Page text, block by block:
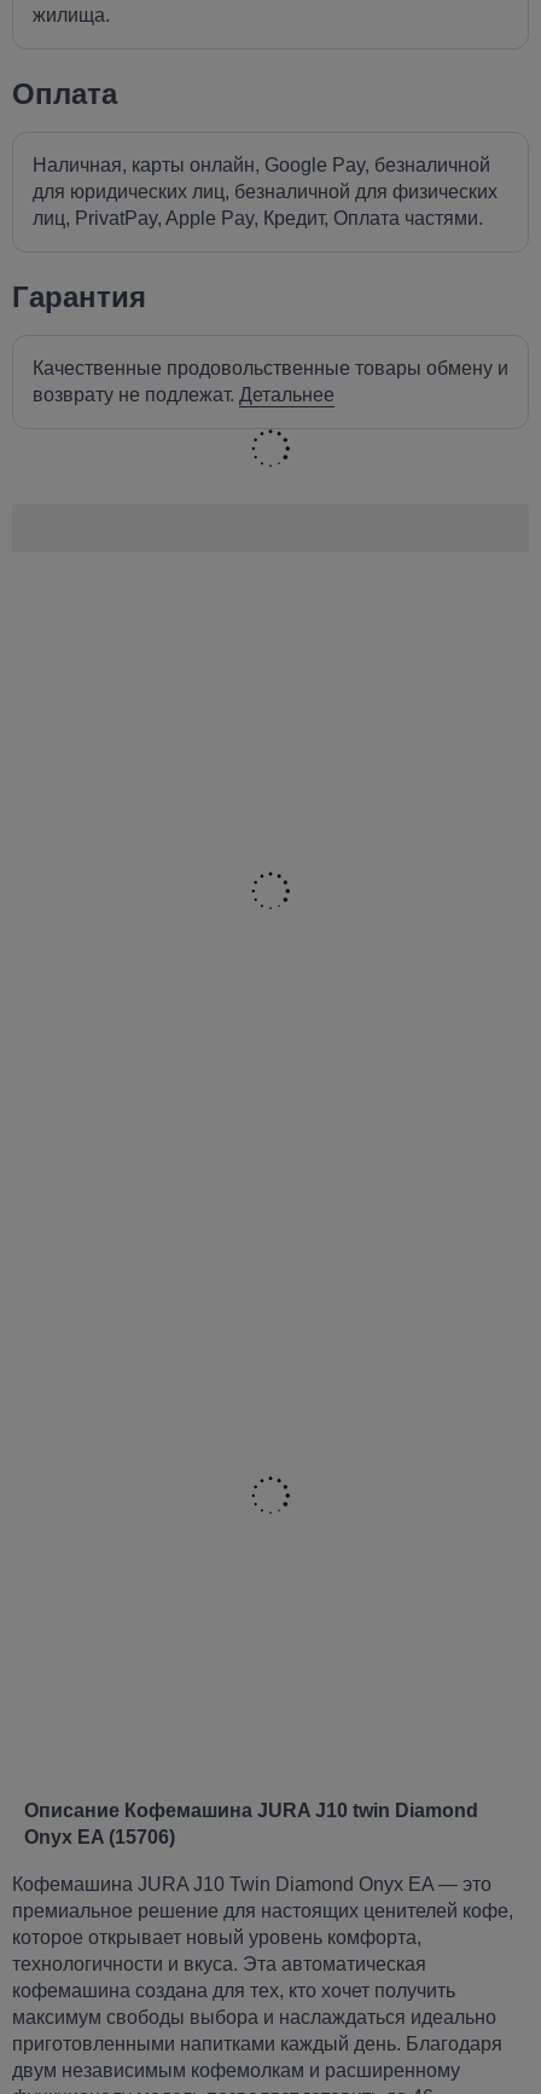
жилища.
Оплата
Наличная, карты онлайн, Google Pay, безналичной
для юридических лиц, безналичной для физических
лиц, PrivatPay, Apple Pay, Кредит, Оплата частями.
Гарантия
Качественные продовольственные товары обмену и
возврату не подлежат. Детальнее
Описание Кофемашина JURA J10 twin Diamond
Onyx EA (15706)
Кофемашина JURA J10 Twin Diamond Onyx EA — это
премиальное решение для настоящих ценителей кофе,
которое открывает новый уровень комфорта,
технологичности и вкуса. Эта автоматическая
кофемашина создана для тех, кто хочет получить
максимум свободы выбора и наслаждаться идеально
приготовленными напитками каждый день. Благодаря
двум независимым кофемолкам и расширенному